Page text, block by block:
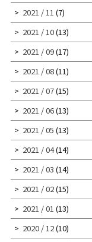
2021 / 11 (7)
2021 / 10(13)
2021 / 09(17)
2021 / 08(11)
2021 / 07(15)
2021 / 06(13)
2021 / 05 (13)
2021 / 04(14)
2021 / 03 (14)
2021 / 02(15)
2021 / 01 (13)
2020 / 12(10)